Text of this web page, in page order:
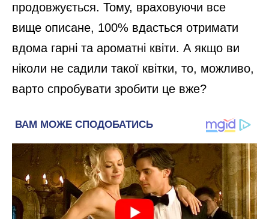
продовжується. Тому, враховуючи все
вище описане, 100% вдасться отримати
вдома гарні та ароматні квіти. А якщо ви
ніколи не садили такої квітки, то, можливо,
варто спробувати зробити це вже?